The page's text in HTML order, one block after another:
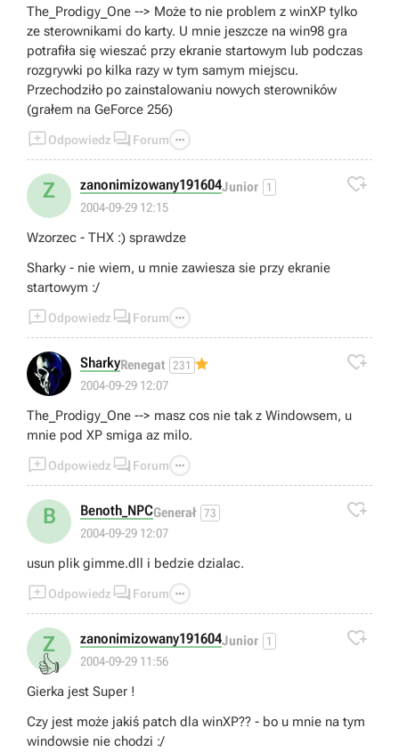
The_Prodigy_One --> Może to nie problem z winXP tylko
ze sterownikami do karty. U mnie jeszcze na win98 gra
potrafiła się wieszać przy ekranie startowym lub podczas
rozgrywki po kilka razy w tym samym miejscu.
Przechodziło po zainstalowaniu nowych sterowników
(grałem na GeForce 256)
Odpowiedz  Forum 
Z zanonimizowany191604Junior 1
2004-09-29 12:15

Wzorzec - THX :) sprawdze
Sharky - nie wiem, u mnie zawiesza sie przy ekranie
startowym :/
Odpowiedz  Forum 
SharkyRenegat 231
2004-09-29 12:07

The_Prodigy_One --> masz cos nie tak z Windowsem, u
mnie pod XP smiga az milo.
Odpowiedz  Forum 
B Benoth_NPCGenerał 73
2004-09-29 12:07

usun plik gimme.dll i bedzie dzialac.
Odpowiedz  Forum 
Z
👍
zanonimizowany191604Junior 1
2004-09-29 11:56

Gierka jest Super !
Czy jest może jakiś patch dla winXP?? - bo u mnie na tym
windowsie nie chodzi :/